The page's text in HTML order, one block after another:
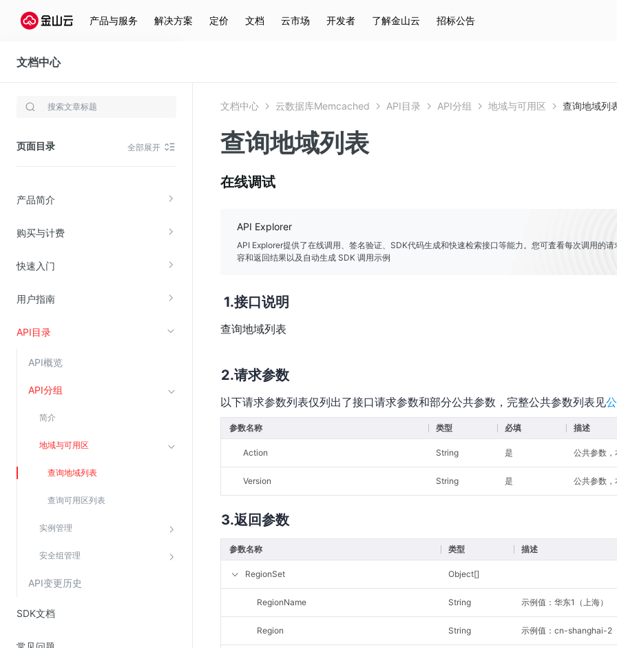
产品与服务 解决方案 定价 文档 云市场 开发者 了解金山云 招标公告
文档中心
云数据库Memcached
页面目录 全部展开
产品简介
购买与计费
快速入门
用户指南
API目录
API概览
API分组
简介
地域与可用区
查询地域列表
查询可用区列表
实例管理
安全组管理
API变更历史
SDK文档
存储与云分发
云硬盘(EBS)
在线迁移服务
视频云服务
云直播(KLS)
渗透测试
云堡垒机
Web应用防火墙(WAF)
密钥管理服务
文档中心 云数据库Memcached API目录 API分组 地域与可用区 查询地域列
查询地域列表
在线调试
API Explorer
API Explorer提供了在线调用、签名验证、SDK代码生成和快速检索接口等能力。您可査看每次调用的请
容和返回结果以及自动生成 SDK 调用示例
接口说明
查询地域列表
请求参数
以下请求参数列表仅列出了接口请求参数和部分公共参数，完整公共参数列表见
参数名称 类型 必填 描述
Action String 是 公共参数
Version String 是 公共参数
返回参数
参数名称 类型 描述
RegionSet Object[]
RegionName String 示例值：华东1（上海）
Region String 示例值：cn-shanghai-2